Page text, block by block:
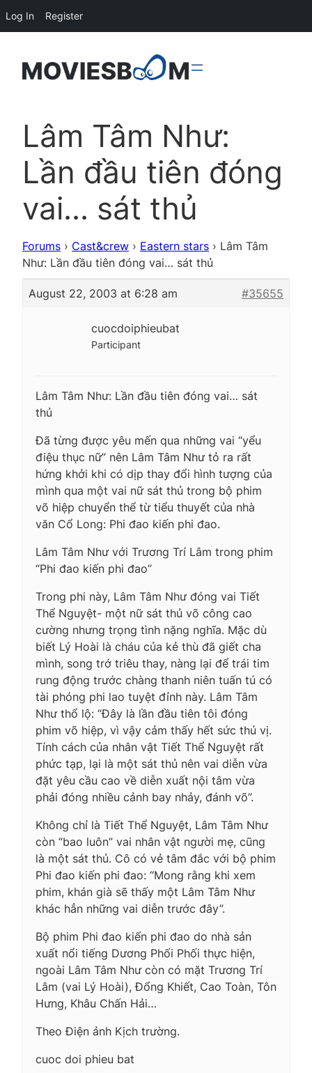
Lâm Tâm Như:
Lần đầu tiên đóng
vai… sát thủ
Forums › Cast&crew › Eastern stars › Lâm Tâm
Như: Lần đầu tiên đóng vai… sát thủ
August 22, 2003 at 6:28 am #35655
cuocdoiphieubat
Participant
Lâm Tâm Như: Lần đầu tiên đóng vai… sát
thủ
Đã từng được yêu mến qua những vai “yểu
điệu thục nữ” nên Lâm Tâm Như tỏ ra rất
hứng khởi khi có dịp thay đổi hình tượng của
mình qua một vai nữ sát thủ trong bộ phim
võ hiệp chuyển thể từ tiểu thuyết của nhà
văn Cổ Long: Phi đao kiến phi đao.
Lâm Tâm Như với Trương Trí Lâm trong phim
“Phi đao kiến phi đao”
Trong phi này, Lâm Tâm Như đóng vai Tiết
Thể Nguyệt- một nữ sát thủ võ công cao
cường nhưng trọng tình nặng nghĩa. Mặc dù
biết Lý Hoài là cháu của kẻ thù đã giết cha
mình, song trớ triêu thay, nàng lại để trái tim
rung động trước chàng thanh niên tuấn tú có
tài phóng phi lao tuyệt đỉnh này. Lâm Tâm
Như thổ lộ: “Đây là lần đầu tiên tôi đóng
phim võ hiệp, vì vậy cảm thấy hết sức thú vị.
Tính cách của nhân vật Tiết Thể Nguyệt rất
phức tạp, lại là một sát thủ nên vai diễn vừa
đặt yêu cầu cao về diễn xuất nội tâm vừa
phải đóng nhiều cảnh bay nhảy, đánh võ”.
Không chỉ là Tiết Thể Nguyệt, Lâm Tâm Như
còn “bao luôn” vai nhân vật người mẹ, cũng
là một sát thủ. Cô có vẻ tâm đắc với bộ phim
Phi đao kiến phi đao: “Mong rằng khi xem
phim, khán già sẽ thấy một Lâm Tâm Như
khác hẳn những vai diễn trước đây”.
Bộ phim Phi đao kiến phi đao do nhà sản
xuất nổi tiếng Dương Phối Phối thực hiện,
ngoài Lâm Tâm Như còn có mặt Trương Trí
Lâm (vai Lý Hoài), Đổng Khiết, Cao Toàn, Tôn
Hưng, Khâu Chấn Hải…
Theo Điện ảnh Kịch trường.
cuoc doi phieu bat
Log In Register